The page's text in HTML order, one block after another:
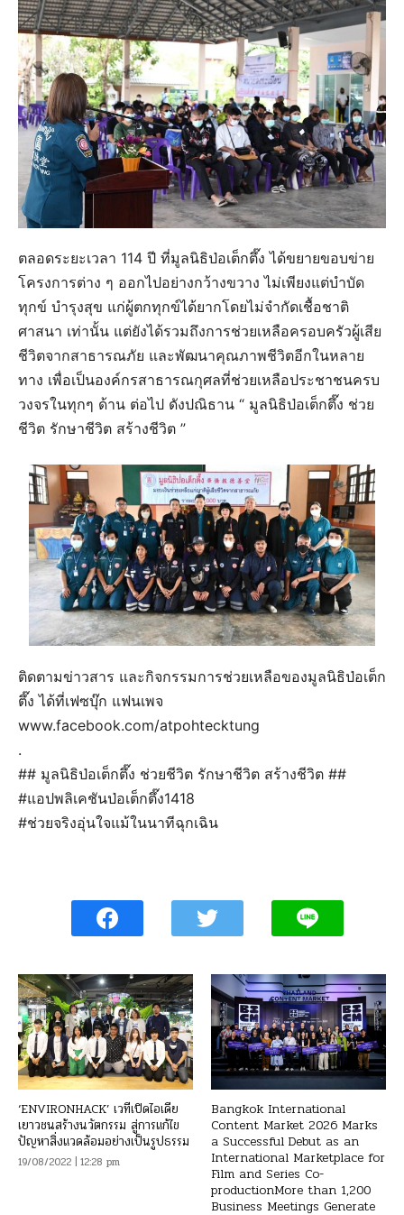
ตลอดระยะเวลา 114 ปี ที่มูลนิธิป่อเต็กตึ๊ง ได้ขยายขอบข่าย
โครงการต่าง ๆ ออกไปอย่างกว้างขวาง ไม่เพียงแต่บำบัด
ทุกข์ บำรุงสุข แก่ผู้ตกทุกข์ได้ยากโดยไม่จำกัดเชื้อชาติ
ศาสนา เท่านั้น แต่ยังได้รวมถึงการช่วยเหลือครอบครัวผู้เสีย
ชีวิตจากสาธารณภัย และพัฒนาคุณภาพชีวิตอีกในหลาย
ทาง เพื่อเป็นองค์กรสาธารณกุศลที่ช่วยเหลือประชาชนครบ
วงจรในทุกๆ ด้าน ต่อไป ดังปณิธาน “ มูลนิธิป่อเต็กตึ๊ง ช่วย
ชีวิต รักษาชีวิต สร้างชีวิต ”
ติดตามข่าวสาร และกิจกรรมการช่วยเหลือของมูลนิธิป่อเต็ก
ตึ๊ง ได้ที่เฟซบุ๊ก แฟนเพจ
www.facebook.com/atpohtecktung
.
## มูลนิธิป่อเต็กตึ๊ง ช่วยชีวิต รักษาชีวิต สร้างชีวิต ##
#แอปพลิเคชันป่อเต็กตึ๊ง1418
#ช่วยจริงอุ่นใจแม้ในนาทีฉุกเฉิน
‘ENVIRONHACK’ เวทีเปิดไอเดีย
เยาวชนสร้างนวัตกรรม สู่การแก้ไข
ปัญหาสิ่งแวดล้อมอย่างเป็นรูปธรรม
19/08/2022 | 12:28 pm
Bangkok International
Content Market 2026 Marks
a Successful Debut as an
International Marketplace for
Film and Series Co-
productionMore than 1,200
Business Meetings Generate